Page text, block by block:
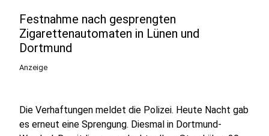
Festnahme nach gesprengten
Zigarettenautomaten in Lünen und
Dortmund
Anzeige
Die Verhaftungen meldet die Polizei. Heute Nacht gab
es erneut eine Sprengung. Diesmal in Dortmund-